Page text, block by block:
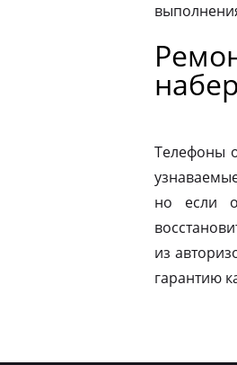
Телефоны
но если
из
гарантию